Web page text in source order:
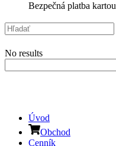
Bezpečná platba kartou
No results
Úvod
Obchod
Cenník